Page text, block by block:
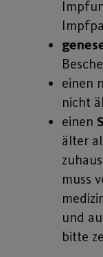
einen
nicht
einen
älter
muss
und
bitte